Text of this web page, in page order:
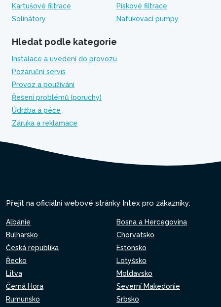
Kartušové filtrace
Pískové filtrace
Solinátory
Nafukovací pumpy
Hledat podle kategorie
Instalace a uvedení do provozu
Pozáruční servis
Provoz a používání
Řešení problémů (poruchy)
Údržba a péče
Záruka a reklamace
Přejít na oficiální webové stránky Intex pro zákazníky:
Albánie
Bosna a Hercegovina
Bulharsko
Chorvatsko
Česká republika
Estonsko
Řecko
Lotyšsko
Litva
Moldavsko
Černá Hora
Severní Makedonie
Rumunsko
Srbsko